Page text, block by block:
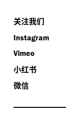
关注我们
Instagram
Vimeo
小红书
微信